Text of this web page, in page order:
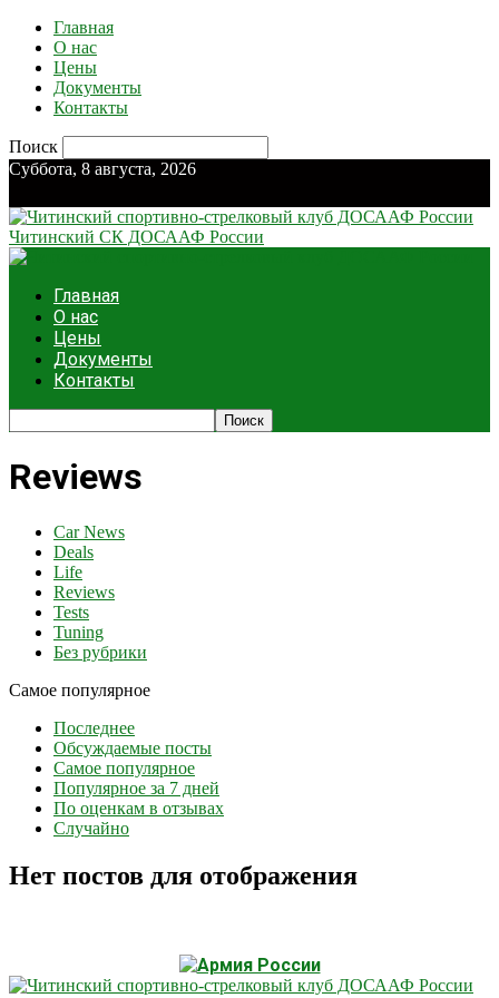
Главная
О нас
Цены
Документы
Контакты
Поиск
Суббота, 8 августа, 2026
Читинский СК ДОСААФ России
Главная
О нас
Цены
Документы
Контакты
Reviews
Car News
Deals
Life
Reviews
Tests
Tuning
Без рубрики
Самое популярное
Последнее
Обсуждаемые посты
Самое популярное
Популярное за 7 дней
По оценкам в отзывах
Случайно
Нет постов для отображения